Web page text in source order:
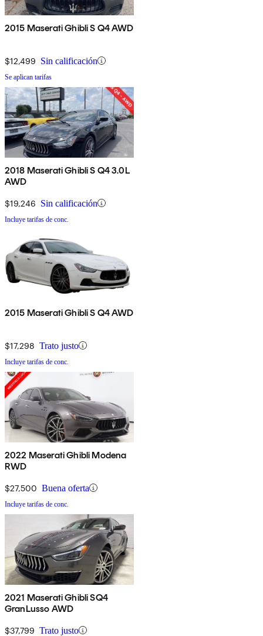
2015 Maserati Ghibli S Q4 AWD
$12,499 Sin calificación
Se aplican tarifas
2018 Maserati Ghibli S Q4 3.0L
AWD
$19,246 Sin calificación
Incluye tarifas de conc.
2015 Maserati Ghibli S Q4 AWD
$17,298 Trato justo
Incluye tarifas de conc.
2022 Maserati Ghibli Modena
RWD
$27,500 Buena oferta
Incluye tarifas de conc.
2021 Maserati Ghibli SQ4
GranLusso AWD
$37,799 Trato justo